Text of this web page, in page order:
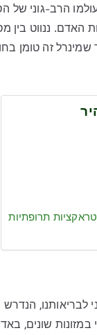
הרב-גוני של
האדם. ננווט בין
זה טומן
תרופתיות
לבריאותנו,
שונים,